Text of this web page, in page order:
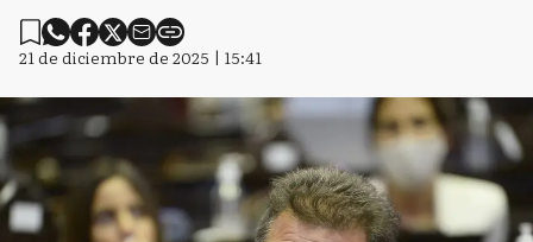
21 de diciembre de 2025 | 15:41